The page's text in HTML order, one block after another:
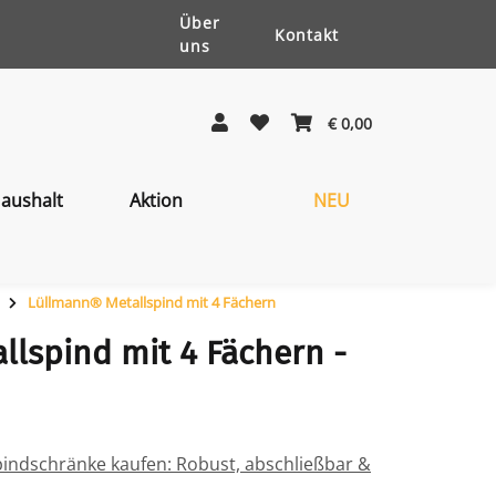
Über
uns
Kontakt
€ 0,00
Aktion NEU
Lüllmann® Metallspind mit 4 Fächern
mit 4 Fächern -
kaufen: Robust, abschließbar &